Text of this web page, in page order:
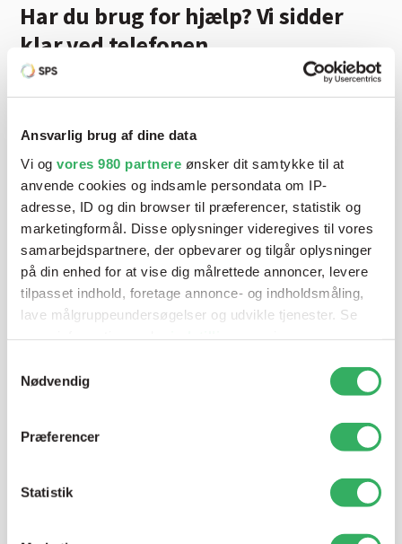
Ansvarlig brug af dine data
Vi og vores 980 partnere ønsker dit samtykke til at
anvende cookies og indsamle persondata om IP-
adresse, ID og din browser til præferencer, statistik og
marketingformål. Disse oplysninger videregives til vores
samarbejdspartnere, der opbevarer og tilgår oplysninger
på din enhed for at vise dig målrettede annoncer, levere
tilpasset indhold, foretage annonce- og indholdsmåling,
lave målgruppeundersøgelser og udvikle tjenester. Se
tilbage eller ændre indstillinger fra vores
"Cookiedeklaration", eller ved at trykke på "Privacy
Nødvendig
Præferencer
Statistik
Har du brug for hjælp? Vi sidder
klar ved telefonen
en sprøjtepistol eller om du har behov for en
blandeanlægsløsning, kan vi hjælpe dig.
Mandag - Torsdag 07:00-15:30
Fredag 07:00-13:45
T:+45 69 89 81 05